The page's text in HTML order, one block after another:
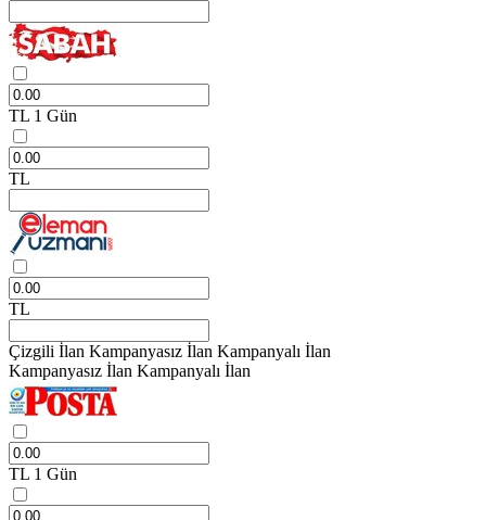
TL 1 Gün
TL
TL
Çizgili İlan Kampanyasız İlan Kampanyalı İlan
Kampanyasız İlan Kampanyalı İlan
TL 1 Gün